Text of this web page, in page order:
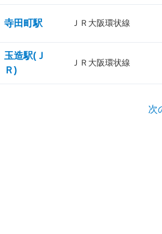
寺田町駅 ＪＲ大阪環状線
玉造駅(Ｊ
Ｒ)
ＪＲ大阪環状線
次